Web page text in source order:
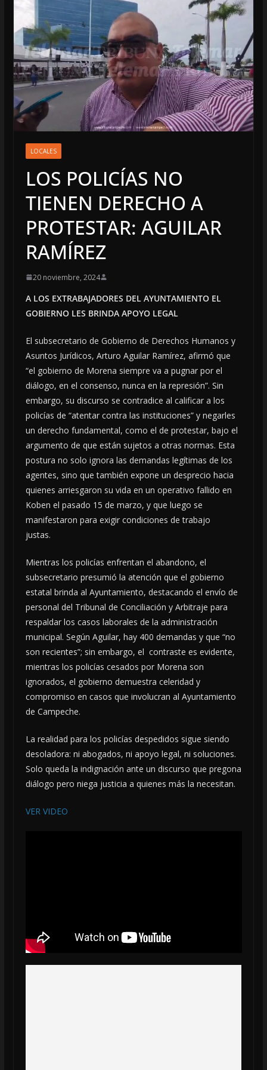
LOCALES
LOS POLICÍAS NO
TIENEN DERECHO A
PROTESTAR: AGUILAR
RAMÍREZ
20 noviembre, 2024
A LOS EXTRABAJADORES DEL AYUNTAMIENTO EL
GOBIERNO LES BRINDA APOYO LEGAL
El subsecretario de Gobierno de Derechos Humanos y
Asuntos Jurídicos, Arturo Aguilar Ramírez, afirmó que
“el gobierno de Morena siempre va a pugnar por el
diálogo, en el consenso, nunca en la represión”. Sin
embargo, su discurso se contradice al calificar a los
policías de “atentar contra las instituciones” y negarles
un derecho fundamental, como el de protestar, bajo el
argumento de que están sujetos a otras normas. Esta
postura no solo ignora las demandas legítimas de los
agentes, sino que también expone un desprecio hacia
quienes arriesgaron su vida en un operativo fallido en
Koben el pasado 15 de marzo, y que luego se
manifestaron para exigir condiciones de trabajo
justas.
Mientras los policías enfrentan el abandono, el
subsecretario presumió la atención que el gobierno
estatal brinda al Ayuntamiento, destacando el envío de
personal del Tribunal de Conciliación y Arbitraje para
respaldar los casos laborales de la administración
municipal. Según Aguilar, hay 400 demandas y que “no
son recientes”; sin embargo, el contraste es evidente,
mientras los policías cesados por Morena son
ignorados, el gobierno demuestra celeridad y
compromiso en casos que involucran al Ayuntamiento
de Campeche.
La realidad para los policías despedidos sigue siendo
desoladora: ni abogados, ni apoyo legal, ni soluciones.
Solo queda la indignación ante un discurso que pregona
diálogo pero niega justicia a quienes más la necesitan.
VER VIDEO